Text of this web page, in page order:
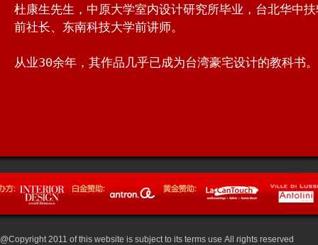
@Copyright 2011 of this website is subject to its terms use All rights reserved